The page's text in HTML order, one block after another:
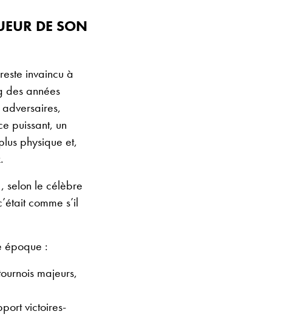
DE SON
invaincu à
des années
puissant, un
physique et,
selon le célèbre
comme s’il
époque :
majeurs,
victoires-